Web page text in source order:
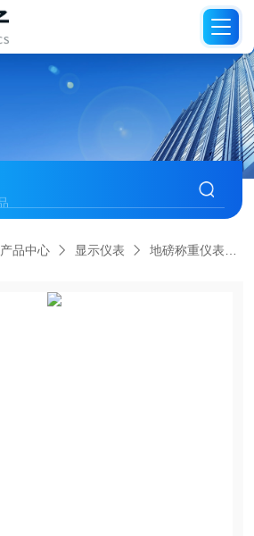
产品中心 显示仪表 地磅称重仪表